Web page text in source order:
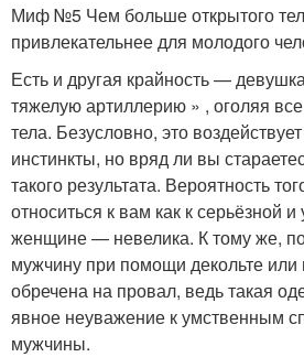
Миф №5 Чем больше открытого
привлекательнее для молодого
Есть и другая крайность —
тяжелую артиллерию » , оголяя
тела. Безусловно, это
инстинкты, но вряд ли вы
такого результата. Вероятность
относиться к вам как к серьёзной
женщине — невелика. К тому же,
мужчину при помощи декольте
обречена на провал, ведь такая
явное неуважение к умственным
мужчины.